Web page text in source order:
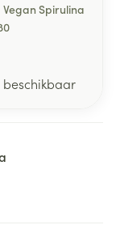
Spirulina
beschikbaar
pagina